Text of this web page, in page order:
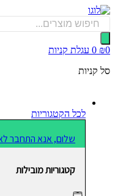
0 עגלת קניות
לכל הקטגוריות
שלום, אנא התחבר לאתר
קטגוריות מובילות